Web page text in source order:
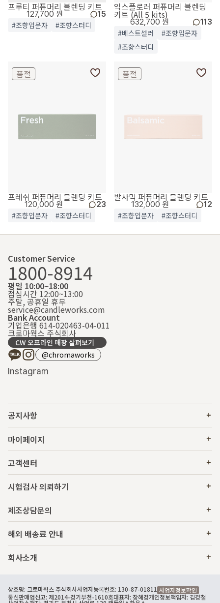
프루티 퍼퓨머리 블렌딩 키트
127,700 원 15
#조향입문자 #조향스터디
익스플로러 퍼퓨머리 블렌딩
키트 (All 5 kits)
632,700 원 113
#베스트셀러
#조향입문자
#조향스터디
품절
프레쉬 퍼퓨머리 블렌딩 키트
120,000 원 23
#조향입문자 #조향스터디
품절
발사믹 퍼퓨머리 블렌딩 키트
132,000 원 12
#조향입문자 #조향스터디
Customer Service
1800-8914
평일 10:00~18:00
점심시간 12:00~13:00
주말, 공휴일 휴무
service@candleworks.com
Bank Account
기업은행 614-020463-04-011
크로마웍스 주식회사
CW 오프라인 매장 살펴보기
@chromaworks
Instagram
공지사항
마이페이지
고객센터
시험검사 의뢰하기
제조상담문의
해외 배송료 안내
회사소개
상호명: 크로마웍스 주식회사사업자등록번호: 130-87-01811 사업자정보확인
통신판매업신고: 제2014-경기부천-1610호대표자: 장혜경개인정보책임자: 김경철